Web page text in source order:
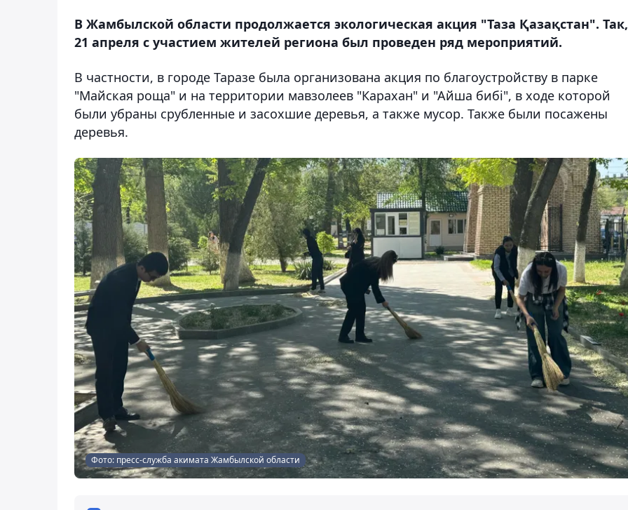
В Жамбылской области продолжается экологическая акция "Таза Қазақстан". Так,
21 апреля с участием жителей региона был проведен ряд мероприятий.
В частности, в городе Таразе была организована акция по благоустройству в парке
"Майская роща" и на территории мавзолеев "Карахан" и "Айша бибі", в ходе которой
были убраны срубленные и засохшие деревья, а также мусор. Также были посажены
деревья.
Фото: пресс-служба акимата Жамбылской области